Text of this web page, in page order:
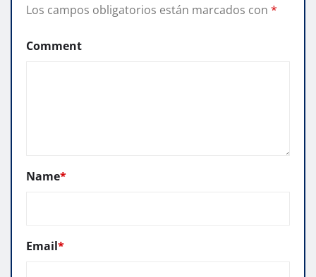
Los campos obligatorios están marcados con *
Comment
Name*
Email*